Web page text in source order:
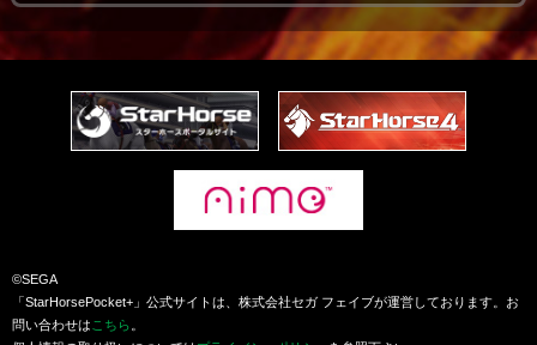
©SEGA
「StarHorsePocket+」公式サイトは、株式会社セガ フェイブが運営しております。お
問い合わせは こちら 。